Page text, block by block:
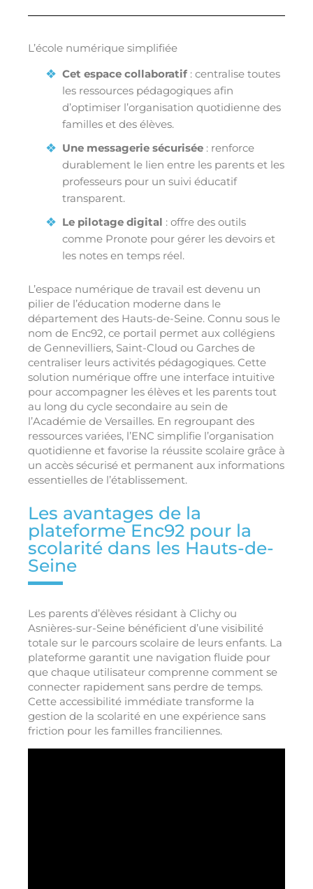
L’école numérique simplifiée
Cet espace collaboratif : centralise toutes
les ressources pédagogiques afin
d’optimiser l’organisation quotidienne des
familles et des élèves.
Une messagerie sécurisée : renforce
durablement le lien entre les parents et les
professeurs pour un suivi éducatif
transparent.
Le pilotage digital : offre des outils
comme Pronote pour gérer les devoirs et
les notes en temps réel.
L’espace numérique de travail est devenu un
pilier de l’éducation moderne dans le
département des Hauts-de-Seine. Connu sous le
nom de Enc92, ce portail permet aux collégiens
de Gennevilliers, Saint-Cloud ou Garches de
centraliser leurs activités pédagogiques. Cette
solution numérique offre une interface intuitive
pour accompagner les élèves et les parents tout
au long du cycle secondaire au sein de
l’Académie de Versailles. En regroupant des
ressources variées, l’ENC simplifie l’organisation
quotidienne et favorise la réussite scolaire grâce à
un accès sécurisé et permanent aux informations
essentielles de l’établissement.
Les avantages de la
plateforme Enc92 pour la
scolarité dans les Hauts-de-
Seine
Les parents d’élèves résidant à Clichy ou
Asnières-sur-Seine bénéficient d’une visibilité
totale sur le parcours scolaire de leurs enfants. La
plateforme garantit une navigation fluide pour
que chaque utilisateur comprenne comment se
connecter rapidement sans perdre de temps.
Cette accessibilité immédiate transforme la
gestion de la scolarité en une expérience sans
friction pour les familles franciliennes.